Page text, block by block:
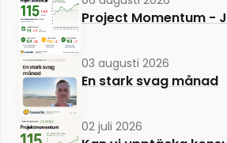
Project Momentum -
03 augusti 2026
En stark svag månad
02 juli 2026